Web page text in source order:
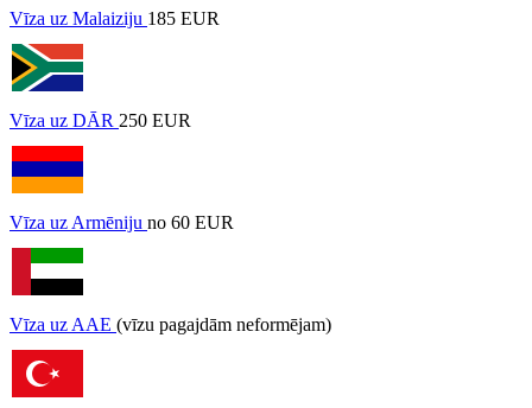
Vīza uz Malaiziju 185 EUR
Vīza uz DĀR 250 EUR
Vīza uz Armēniju no 60 EUR
Vīza uz AAE (vīzu pagajdām neformējam)